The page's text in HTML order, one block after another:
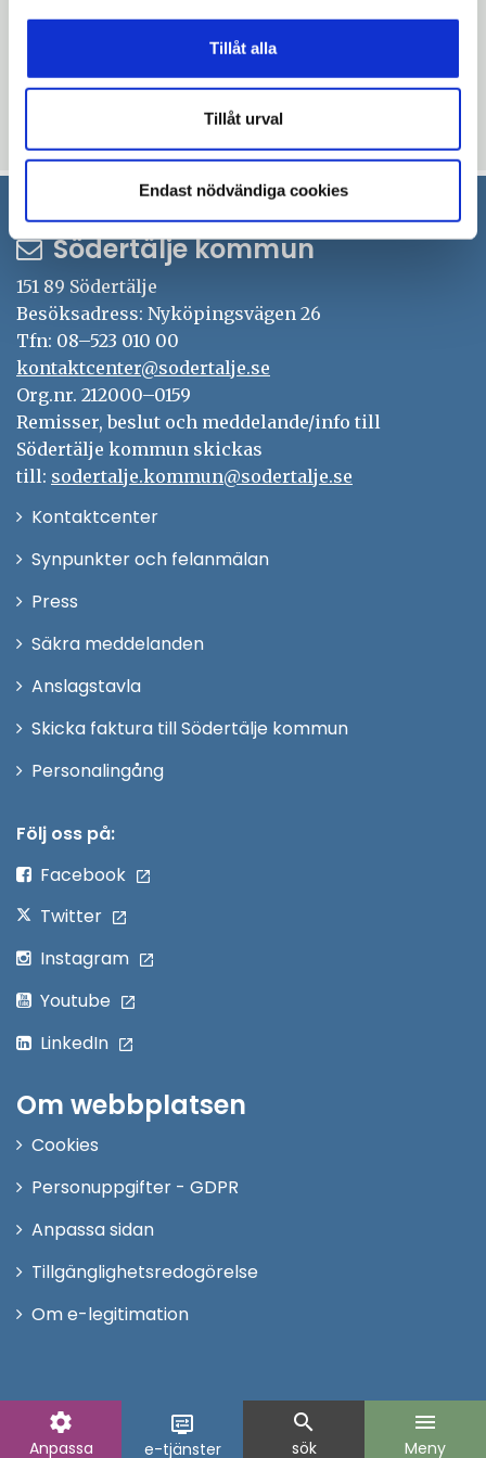
Tillåt alla
Tillåt urval
Endast nödvändiga cookies
settings
Anpassa
display_settings
e-tjänster
search
sök
menu
Meny
funktion åt förbundsstyrelsen att diskutera
och förankra politiska frågor med. I år hålls
alltså förtroenderådet i Södertälje.
Södertälje kommun
151 89 Södertälje
Besöksadress: Nyköpingsvägen 26
Tfn: 08–523 010 00
kontaktcenter@sodertalje.se
Org.nr. 212000–0159
Remisser, beslut och meddelande/info till
Södertälje kommun skickas
till: sodertalje.kommun@sodertalje.se
KontaktcenterÖppna
Synpunkter och felanmälan
Press
fönster
Säkra meddelanden
Anslagstavla
Skicka faktura till Södertälje kommun
PersonalingångÖppna
Följ oss på:
Facebook
Twitter
Instagram
Youtube
LinkedIn
Om webbplatsen
Cookies
Personuppgifter - GDPR
Anpassa sidan
Tillgänglighetsredogörelse
Om e-legitimation